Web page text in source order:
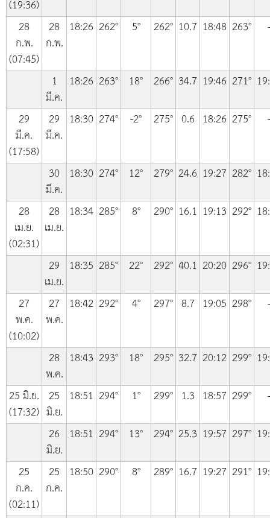
(19:36)
28
ก.พ.
(07:45)
28
ก.พ.
18:26 262° 5° 262° 10.7 18:48 263° -
1
มี.ค.
18:26 263° 18° 266° 34.7 19:46 271°
29
มี.ค.
(17:58)
29
มี.ค.
18:30 274° -2° 275° 0.6 18:26 275° -
30
มี.ค.
18:30 274° 12° 279° 24.6 19:27 282°
28
เม.ย.
(02:31)
28
เม.ย.
18:34 285° 8° 290° 16.1 19:13 292°
29
เม.ย.
18:35 285° 22° 292° 40.1 20:20 296°
27
พ.ค.
(10:02)
27
พ.ค.
18:42 292° 4° 297° 8.7 19:05 298° -
28
พ.ค.
18:43 293° 18° 295° 32.7 20:12 299°
25 มิ.ย.
(17:32)
25
มิ.ย.
18:51 294° 1° 299° 1.3 18:57 299°
-
26
มิ.ย.
18:51 294° 13° 294° 25.3 19:57 297°
25
ก.ค.
(02:11)
25
ก.ค.
18:50 290° 8° 289° 16.7 19:27 291°